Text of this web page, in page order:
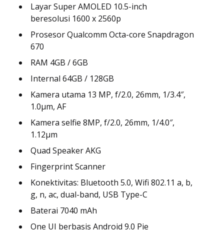
Layar Super AMOLED 10.5-inch
beresolusi 1600 x 2560p
Prosesor Qualcomm Octa-core Snapdragon
670
RAM 4GB / 6GB
Internal 64GB / 128GB
Kamera utama 13 MP, f/2.0, 26mm, 1/3.4″,
1.0µm, AF
Kamera selfie 8MP, f/2.0, 26mm, 1/4.0″,
1.12µm
Quad Speaker AKG
Fingerprint Scanner
Konektivitas: Bluetooth 5.0, Wifi 802.11 a, b,
g, n, ac, dual-band, USB Type-C
Baterai 7040 mAh
One UI berbasis Android 9.0 Pie